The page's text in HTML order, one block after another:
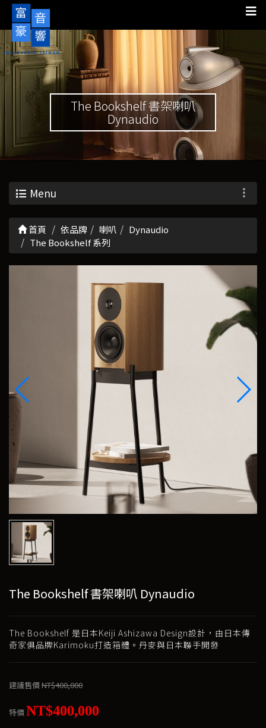
The Bookshelf 書架喇叭
Dynaudio
Menu
首頁 依品牌 喇叭
Dynaudio
The Bookshelf 系列
The Bookshelf 書架喇叭 Dynaudio
The Bookshelf 是日本Keiji Ashizawa Design設計，由日本傳
奇家俱品牌Karimoku打造箱體。丹麥與日本聯手開發
建議售價NT$400,000
特價NT$400,000